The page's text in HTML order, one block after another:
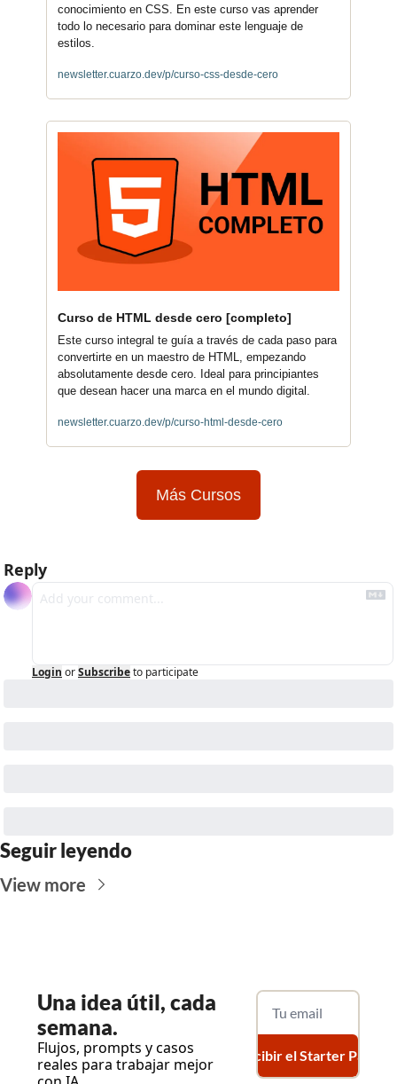
conocimiento en CSS. En este curso vas aprender
todo lo necesario para dominar este lenguaje de
estilos.
newsletter.cuarzo.dev/p/curso-css-desde-cero
Curso de HTML desde cero [completo]
Este curso integral te guía a través de cada paso para
convertirte en un maestro de HTML, empezando
absolutamente desde cero. Ideal para principiantes
que desean hacer una marca en el mundo digital.
newsletter.cuarzo.dev/p/curso-html-desde-cero
Más Cursos
Reply
Login orSubscribeto participate
Seguir leyendo
View more
Una idea útil, cada
semana.
Flujos, prompts y casos
reales para trabajar mejor
Recibir el Starter Pack